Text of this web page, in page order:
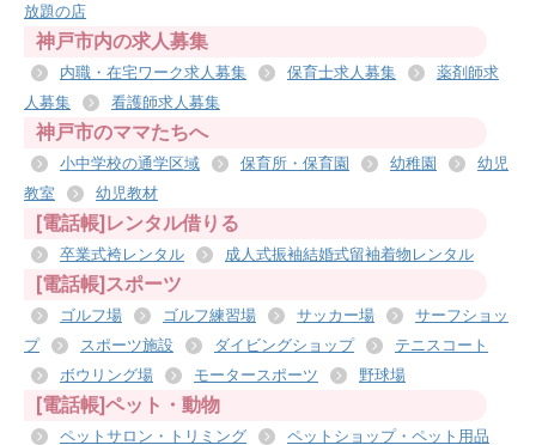
放題の店
神戸市内の求人募集
内職・在宅ワーク求人募集 保育士求人募集
薬剤師求
人募集
看護師求人募集
神戸市のママたちへ
小中学校の通学区域 保育所・保育園 幼稚園
幼児
教室
幼児教材
[電話帳]レンタル借りる
卒業式袴レンタル 成人式振袖結婚式留袖着物レンタル
[電話帳]スポーツ
ゴルフ場 ゴルフ練習場 サッカー場
サーフショッ
プ
スポーツ施設 ダイビングショップ
テニスコート
ボウリング場
モータースポーツ 野球場
[電話帳]ペット・動物
ペットサロン・トリミング
ペットショップ・ペット用品